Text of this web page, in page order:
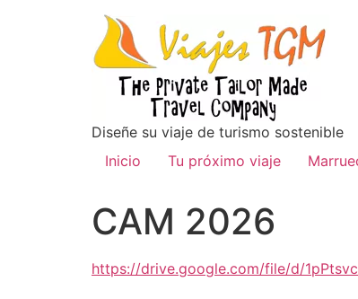
Diseñe su viaje de turismo sostenible
Inicio
Tu próximo viaje
CAM 2026
https://drive.google.com/file/d/